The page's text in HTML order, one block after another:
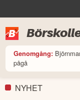
Genomgång:
pågå
NYHET